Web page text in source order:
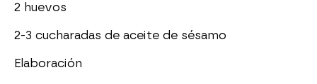
2 huevos
2-3 cucharadas de aceite de sésamo
Elaboración